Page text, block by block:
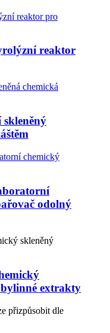
reaktor
odolný
extrakty
přizpůsobit dle